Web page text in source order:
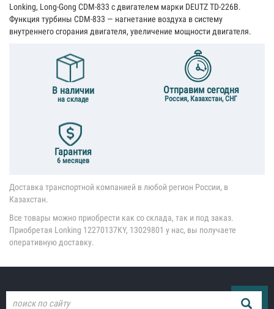
Lonking, Long-Gong CDM-833 с двигателем марки DEUTZ TD-226B.
Функция турбины CDM-833 — нагнетание воздуха в систему
внутреннего сгорания двигателя, увеличение мощности двигателя.
В наличии
на складе
Отправим сегодня
Россия, Казахстан, СНГ
Гарантия
6 месяцев
Доставка транспортной компанией в любой регион России, в
Казахстан.
Все товары можно приобрести как со склада, так и под заказ.
Приобретая Lonking 12270137KY, 13029801 у нас, вы получаете
оперативную доставку.